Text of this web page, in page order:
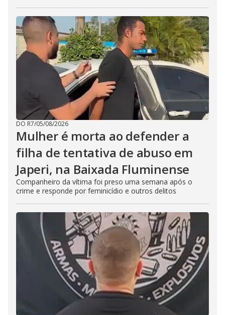
DO R7/05/08/2026
Mulher é morta ao defender a
filha de tentativa de abuso em
Japeri, na Baixada Fluminense
Companheiro da vítima foi preso uma semana após o
crime e responde por feminicídio e outros delitos